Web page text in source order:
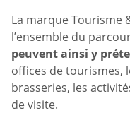
La marque Tourisme
l’ensemble du
peuvent ainsi y
offices de tourismes,
brasseries, les
de visite.